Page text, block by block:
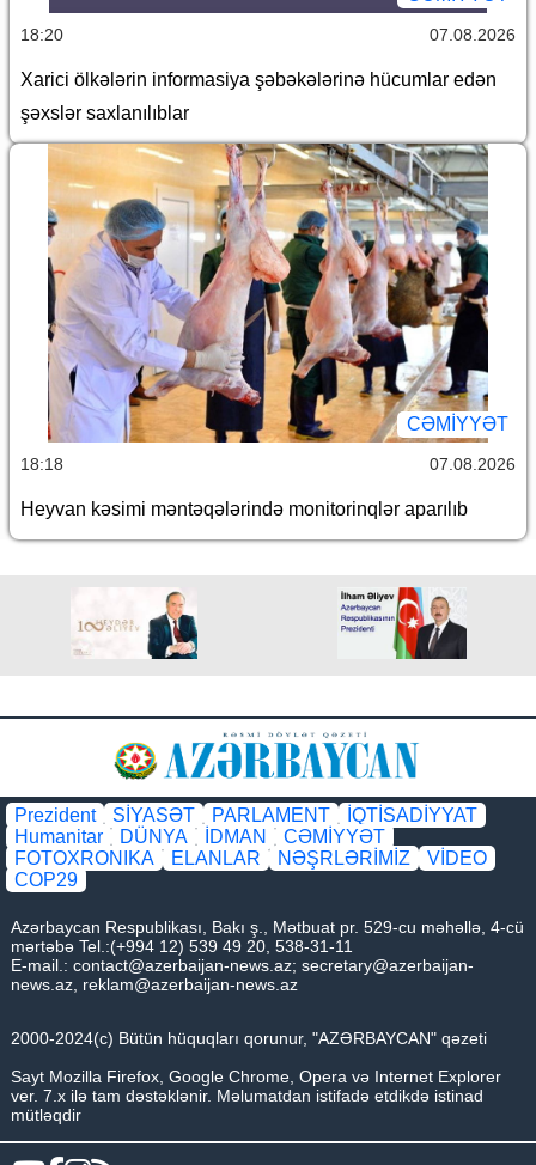
18:20 07.08.2026
Xarici ölkələrin informasiya şəbəkələrinə hücumlar edən
şəxslər saxlanılıblar
CƏMİYYƏT
18:18 07.08.2026
Heyvan kəsimi məntəqələrində monitorinqlər aparılıb
Prezident SİYASƏT PARLAMENT
İQTİSADİYYAT
Humanitar
DÜNYA İDMAN
CƏMİYYƏT
FOTOXRONIKA
ELANLAR NƏŞRLƏRİMİZ
VİDEO
COP29
Azərbaycan Respublikası, Bakı ş., Mətbuat pr. 529-cu məhəllə, 4-cü
mərtəbə Tel.:(+994 12) 539 49 20, 538-31-11
E-mail.: contact@azerbaijan-news.az; secretary@azerbaijan-
news.az, reklam@azerbaijan-news.az
2000-2024(c) Bütün hüquqları qorunur, "AZƏRBAYCAN" qəzeti
Sayt Mozilla Firefox, Google Chrome, Opera və Internet Explorer
ver. 7.x ilə tam dəstəklənir. Məlumatdan istifadə etdikdə istinad
mütləqdir